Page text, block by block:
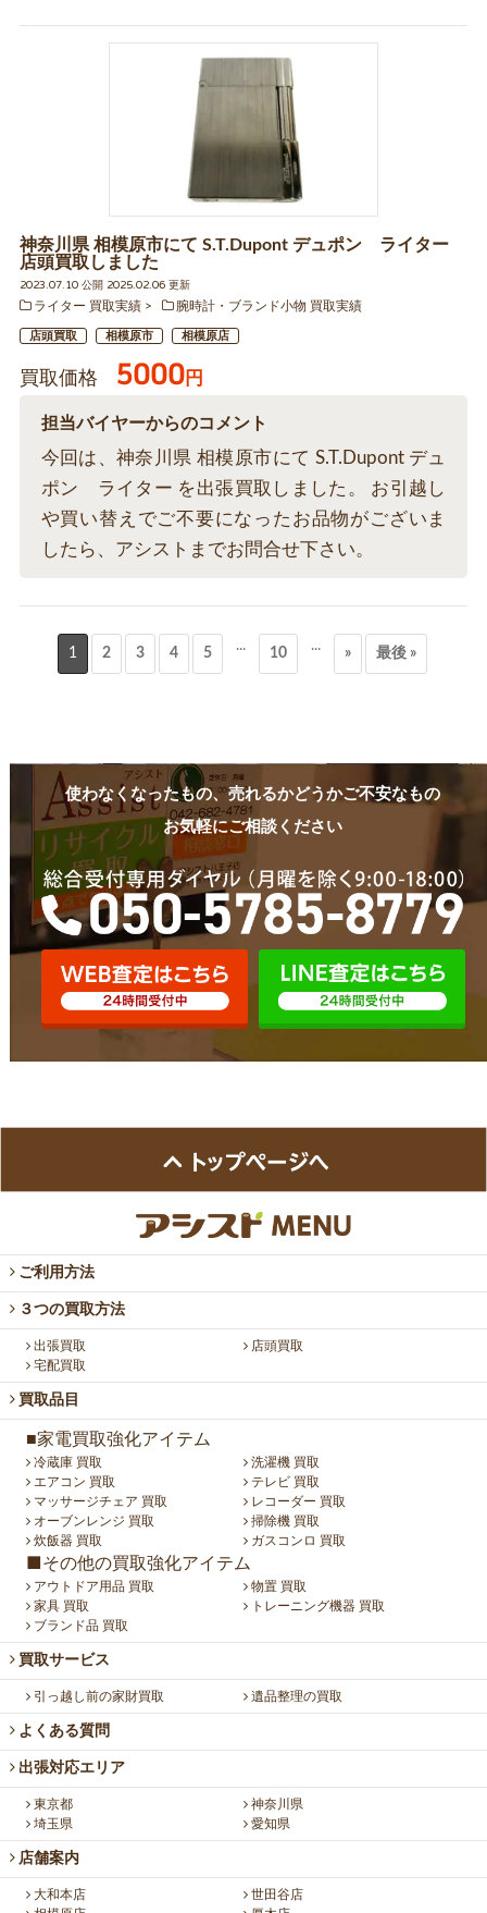
神奈川県 相模原市にて S.T.Dupont デュポン ライター
店頭買取しました
2023.07.10 公開 2025.02.06 更新
ライター 買取実績
腕時計・ブランド小物 買取実績
店頭買取 相模原市 相模原店
買取価格 5000円
担当バイヤーからのコメント
今回は、神奈川県 相模原市にて S.T.Dupont デュ
ポン ライター を出張買取しました。 お引越し
や買い替えでご不要になったお品物がございま
したら、アシストまでお問合せ下さい。
1 2 3 4 5 ... 10 ... » 最後 »
使わなくなったもの、売れるかどうかご不安なもの
お気軽にご相談ください
ご利用方法
３つの買取方法
出張買取
店頭買取
宅配買取
買取品目
■家電買取強化アイテム
冷蔵庫 買取
洗濯機 買取
エアコン 買取
テレビ 買取
マッサージチェア 買取
レコーダー 買取
オーブンレンジ 買取
掃除機 買取
炊飯器 買取
ガスコンロ 買取
■その他の買取強化アイテム
アウトドア用品 買取
物置 買取
家具 買取
トレーニング機器 買取
ブランド品 買取
買取サービス
引っ越し前の家財買取 遺品整理の買取
よくある質問
出張対応エリア
東京都
神奈川県
埼玉県
愛知県
店舗案内
大和本店
世田谷店